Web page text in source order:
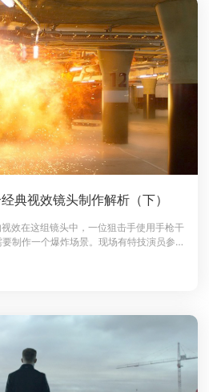
典视效镜头制作解析（下）
效在这组镜头中，一位狙击手使用手枪干
制作一个爆炸场景。现场有特技演员参与
员完成的。视效总监Paddy Eason：团队